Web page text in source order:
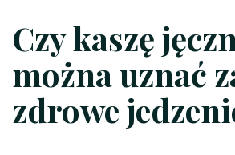
Czy kaszę
można uznać
zdrowe